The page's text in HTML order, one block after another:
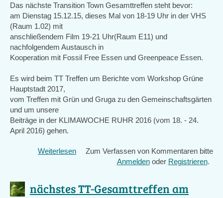
mit
Vortrag
Ernährungswirtschaft
Das nächste Transition Town Gesamttreffen steht bevor:
am Dienstag 15.12.15, dieses Mal von 18-19 Uhr in der VHS
(Raum 1.02) mit
anschließendem Film 19-21 Uhr(Raum E11) und
nachfolgendem Austausch in
Kooperation mit Fossil Free Essen und Greenpeace Essen.
Es wird beim TT Treffen um Berichte vom Workshop Grüne
Hauptstadt 2017,
vom Treffen mit Grün und Gruga zu den Gemeinschaftsgärten
und um unsere
Beiträge in der KLIMAWOCHE RUHR 2016 (vom 18. - 24.
April 2016) gehen.
Weiterlesen über
Dienstag
Zum Verfassen von Kommentaren bitte
Anmeldenoder Registrieren.
nächstes TT-Gesamttreffen am